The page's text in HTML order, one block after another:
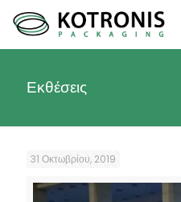
Εκθέσεις
31 Οκτωβρίου, 2019